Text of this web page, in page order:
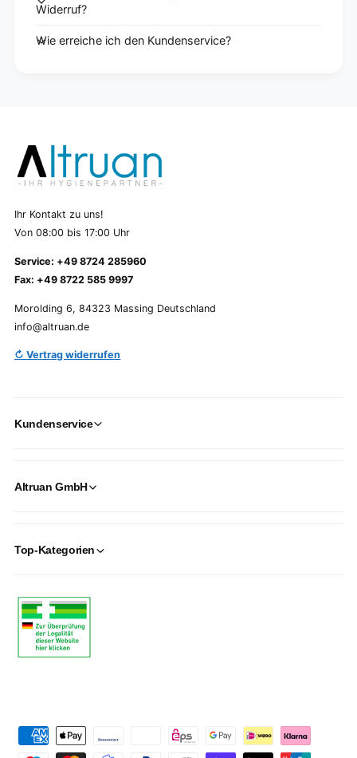
Widerruf?
Wie erreiche ich den Kundenservice?
Ihr Kontakt zu uns!
Von 08:00 bis 17:00 Uhr
Service: +49 8724 285960
Fax: +49 8722 585 9997
Morolding 6, 84323 Massing Deutschland
info@altruan.de
↻ Vertrag widerrufen
Kundenservice
Altruan GmbH
Top-Kategorien